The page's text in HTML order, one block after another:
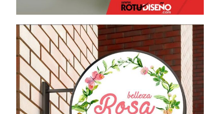
Banderola